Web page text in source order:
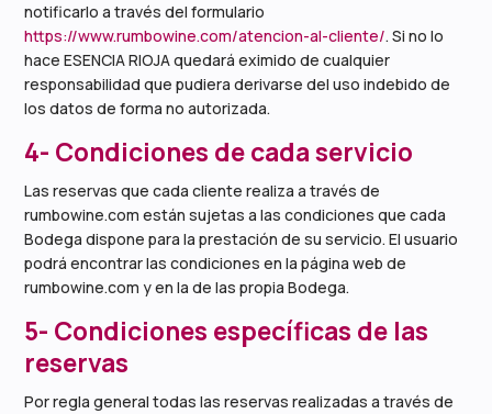
notificarlo a través del formulario
https://www.rumbowine.com/atencion-al-cliente/. Si no lo
hace ESENCIA RIOJA quedará eximido de cualquier
responsabilidad que pudiera derivarse del uso indebido de
los datos de forma no autorizada.
4- Condiciones de cada servicio
Las reservas que cada cliente realiza a través de
rumbowine.com están sujetas a las condiciones que cada
Bodega dispone para la prestación de su servicio. El usuario
podrá encontrar las condiciones en la página web de
rumbowine.com y en la de las propia Bodega.
5- Condiciones específicas de las
reservas
Por regla general todas las reservas realizadas a través de